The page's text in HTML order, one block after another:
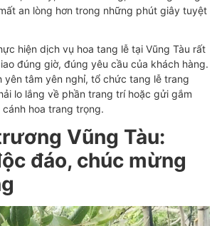
an lòng hơn trong những phút giây tuyệt
hiện dịch vụ hoa tang lễ tại Vũng Tàu rất
đúng giờ, đúng yêu cầu của khách hàng.
yên tâm yên nghỉ, tổ chức tang lễ trang
lo lắng về phần trang trí hoặc gửi gắm
hoa trang trọng.
Vũng Tàu:
đáo, chúc mừng